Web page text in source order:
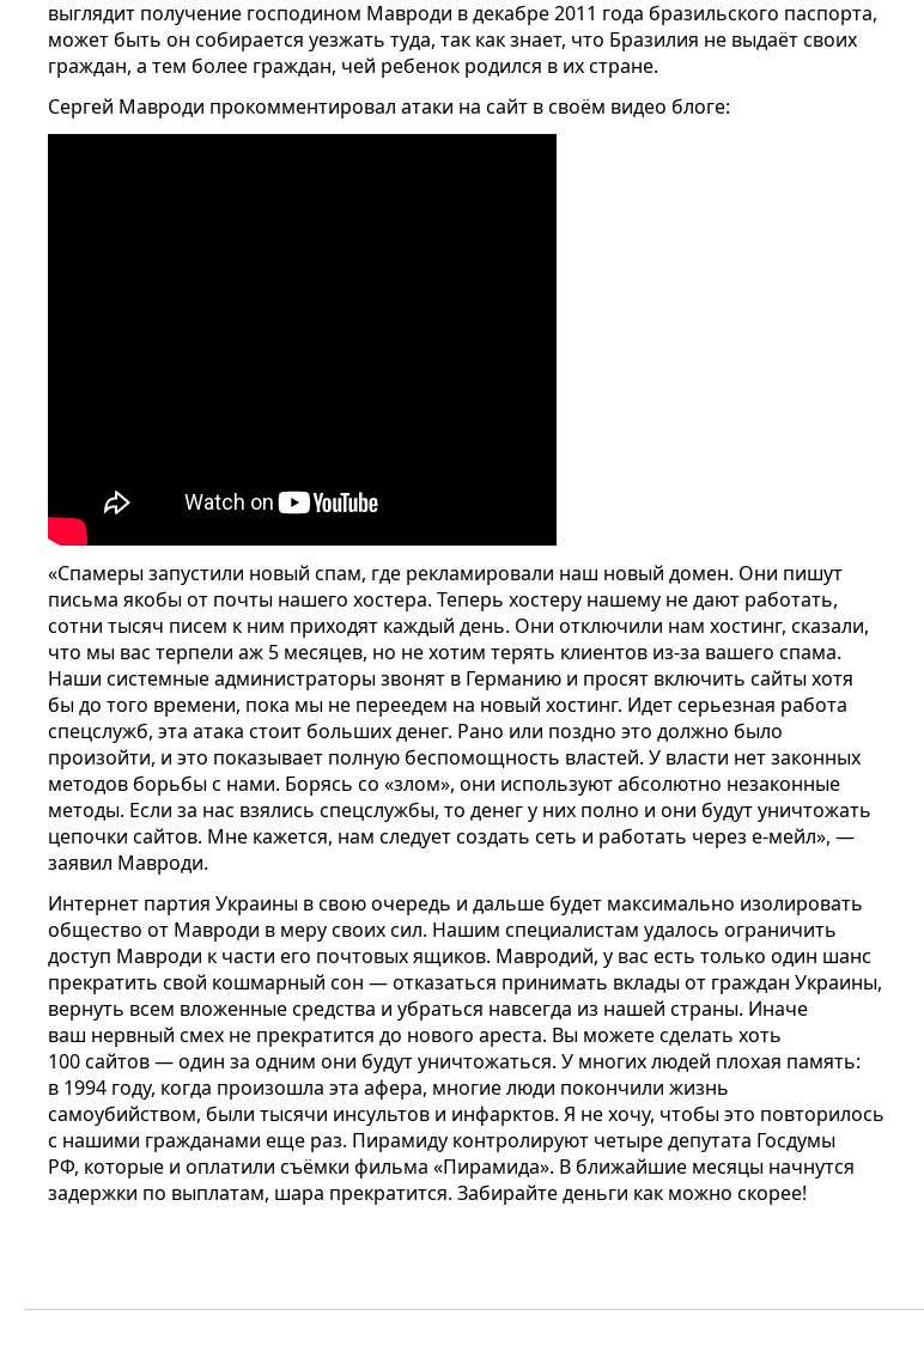
выглядит получение господином Мавроди в декабре 2011 года бразильского паспорта,
может быть он собирается уезжать туда, так как знает, что Бразилия не выдаёт своих
граждан, а тем более граждан, чей ребенок родился в их стране.
Сергей Мавроди прокомментировал атаки на сайт в своём видео блоге:
«Спамеры запустили новый спам, где рекламировали наш новый домен. Они пишут
письма якобы от почты нашего хостера. Теперь хостеру нашему не дают работать,
сотни тысяч писем к ним приходят каждый день. Они отключили нам хостинг, сказали,
что мы вас терпели аж 5 месяцев, но не хотим терять клиентов из-за вашего спама.
Наши системные администраторы звонят в Германию и просят включить сайты хотя
бы до того времени, пока мы не переедем на новый хостинг. Идет серьезная работа
спецслужб, эта атака стоит больших денег. Рано или поздно это должно было
произойти, и это показывает полную беспомощность властей. У власти нет законных
методов борьбы с нами. Борясь со «злом», они используют абсолютно незаконные
методы. Если за нас взялись спецслужбы, то денег у них полно и они будут уничтожать
цепочки сайтов. Мне кажется, нам следует создать сеть и работать через е-мейл», —
заявил Мавроди.
Интернет партия Украины в свою очередь и дальше будет максимально изолировать
общество от Мавроди в меру своих сил. Нашим специалистам удалось ограничить
доступ Мавроди к части его почтовых ящиков. Мавродий, у вас есть только один шанс
прекратить свой кошмарный сон — отказаться принимать вклады от граждан Украины,
вернуть всем вложенные средства и убраться навсегда из нашей страны. Иначе
ваш нервный смех не прекратится до нового ареста. Вы можете сделать хоть
100 сайтов — один за одним они будут уничтожаться. У многих людей плохая память:
в 1994 году, когда произошла эта афера, многие люди покончили жизнь
самоубийством, были тысячи инсультов и инфарктов. Я не хочу, чтобы это повторилось
с нашими гражданами еще раз. Пирамиду контролируют четыре депутата Госдумы
РФ, которые и оплатили съёмки фильма «Пирамида». В ближайшие месяцы начнутся
задержки по выплатам, шара прекратится. Забирайте деньги как можно скорее!